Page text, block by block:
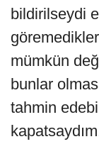
bildirilseydi
mümkün
bunlar
tahmin